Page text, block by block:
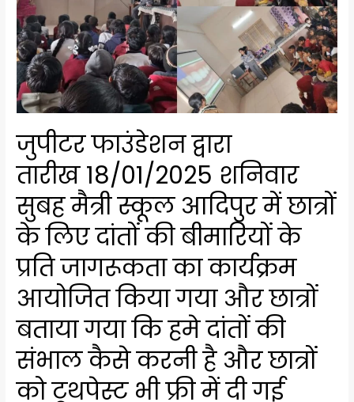
जुपीटर फाउंडेशन द्वारा
तारीख 18/01/2025 शनिवार
सुबह मैत्री स्कूल आदिपुर में छात्रों
के लिए दांतों की बीमारियों के
प्रति जागरूकता का कार्यक्रम
आयोजित किया गया और छात्रों
बताया गया कि हमे दांतों की
संभाल कैसे करनी है और छात्रों
को टूथपेस्ट भी फ्री में दी गई